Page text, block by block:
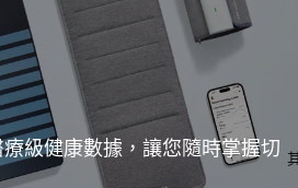
級健康數據，讓您隨時掌握切